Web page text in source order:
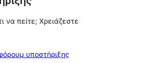
να πείτε; Χρειάζεστε
υποστήριξης